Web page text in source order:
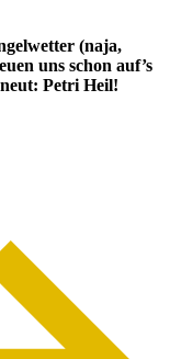
(naja,
uns schon auf’s
Petri Heil!